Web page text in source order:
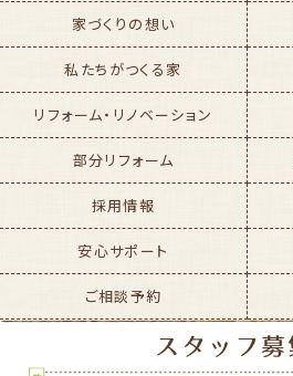
家づくりの想い
私たちがつくる家
リフォーム・リノベーション
部分リフォーム
採用情報
安心サポート
ご相談予約